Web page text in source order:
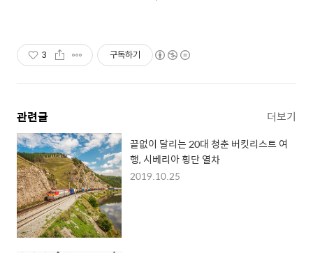
3 구독하기
관련글 더보기
끝없이 달리는 20대 청춘 버킷리스트 여
행, 시베리아 횡단 열차
2019.10.25